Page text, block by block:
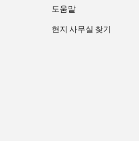
도움말
현지 사무실 찾기